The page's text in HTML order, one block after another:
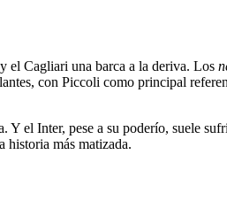
el Cagliari una barca a la deriva. Los
con Piccoli como principal
el Inter, pese a su poderío, suele
historia más matizada.